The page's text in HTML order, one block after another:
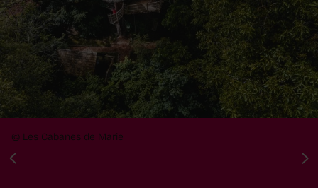
© Les Cabanes de Marie